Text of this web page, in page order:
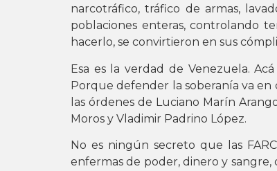
narcotráfico, tráfico de armas,
poblaciones enteras, controlando
hacerlo, se convirtieron en sus
Esa es la verdad de Venezuela.
Porque defender la soberanía va
las órdenes de Luciano Marín
Moros y Vladimir Padrino López.
No es ningún secreto que las
enfermas de poder, dinero y